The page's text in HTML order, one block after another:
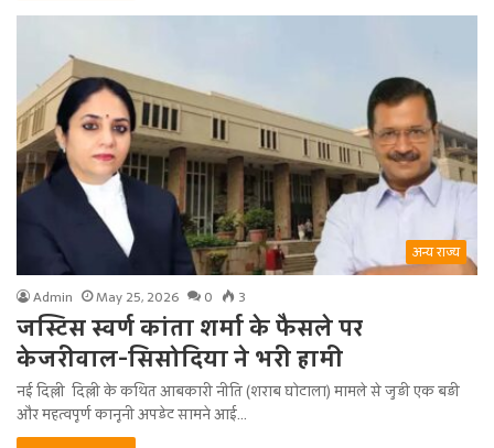
अन्य राज्य
Admin May 25, 2026 0 3
जस्टिस स्वर्ण कांता शर्मा के फैसले पर
केजरीवाल-सिसोदिया ने भरी हामी
नई दिल्ली दिल्ली के कथित आबकारी नीति (शराब घोटाला) मामले से जुड़ी एक बड़ी
और महत्वपूर्ण कानूनी अपडेट सामने आई…